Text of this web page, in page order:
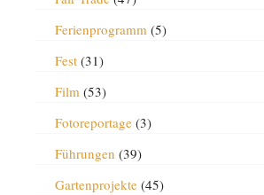
Ferienprogramm (5)
Fest(31)
Film (53)
Fotoreportage(3)
Führungen (39)
Gartenprojekte(45)